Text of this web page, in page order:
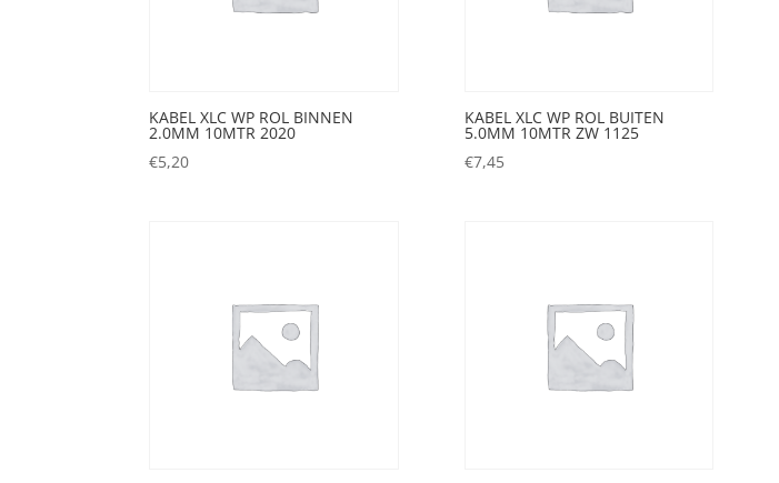
KABEL XLC WP ROL BINNEN
2.0MM 10MTR 2020
€5,20
KABEL XLC WP ROL BUITEN
5.0MM 10MTR ZW 1125
€7,45